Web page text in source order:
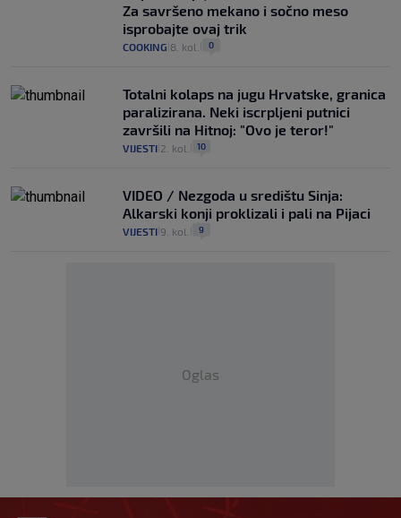
Za savršeno mekano i sočno meso
isprobajte ovaj trik
COOKING 8. kol. 0
Totalni kolaps na jugu Hrvatske, granica
paralizirana. Neki iscrpljeni putnici
završili na Hitnoj: "Ovo je teror!"
VIJESTI 2. kol. 10
VIDEO / Nezgoda u središtu Sinja:
Alkarski konji proklizali i pali na Pijaci
VIJESTI 9. kol. 9
Oglas